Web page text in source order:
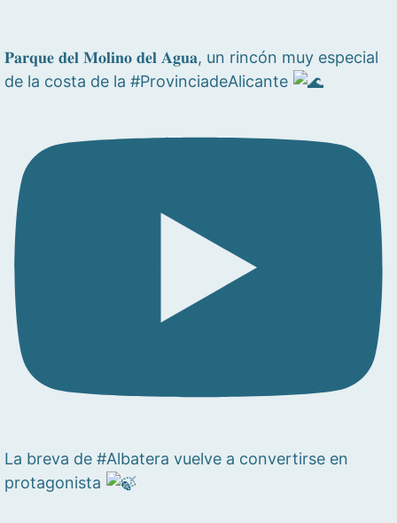
𝐏𝐚𝐫𝐪𝐮𝐞 𝐝𝐞𝐥 𝐌𝐨𝐥𝐢𝐧𝐨 𝐝𝐞𝐥 𝐀𝐠𝐮𝐚, un rincón muy especial
de la costa de la #ProvinciadeAlicante
La breva de #Albatera vuelve a convertirse en
protagonista